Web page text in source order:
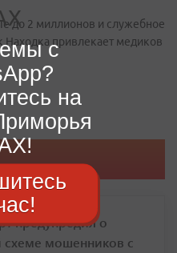
до 2 миллионов и служебное
Находка привлекает медиков
предупредил о
схеме мошенников с
с
на